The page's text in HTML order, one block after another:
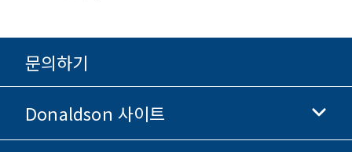
문의하기
Donaldson 사이트